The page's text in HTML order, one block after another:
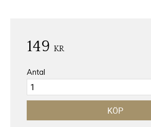
149 KR
Antal
KÖP